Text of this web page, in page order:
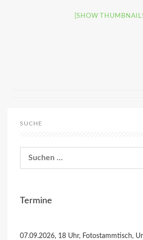
[SHOW
SUCHE
nach:
Termine
07.09.2026, 18 Uhr, Fotostammtisch,